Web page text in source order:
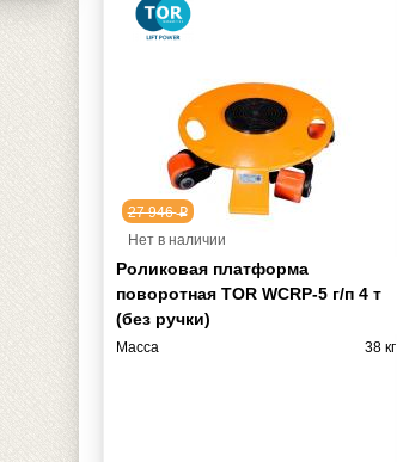
27 946p
Нет в наличии
Роликовая платформа
поворотная TOR WCRP-5 г/п 4 т
(без ручки)
Масса 38 кг